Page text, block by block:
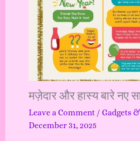
मज़ेदार और हास्य बारे नए
Leave a Comment / Gadgets
December 31, 2025